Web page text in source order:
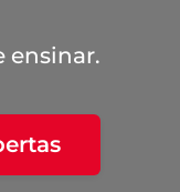
ensinar.